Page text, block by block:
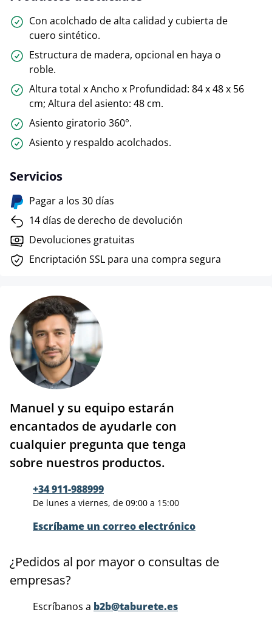
Con acolchado de alta calidad y cubierta de
cuero sintético.
Estructura de madera, opcional en haya o
roble.
Altura total x Ancho x Profundidad: 84 x 48 x 56
cm; Altura del asiento: 48 cm.
Asiento giratorio 360°.
Asiento y respaldo acolchados.
Servicios
Pagar a los 30 días
14 días de derecho de devolución
Devoluciones gratuitas
Encriptación SSL para una compra segura
Manuel y su equipo estarán
encantados de ayudarle con
cualquier pregunta que tenga
sobre nuestros productos.
+34 911-988999
De lunes a viernes, de 09:00 a 15:00
Escríbame un correo electrónico
¿Pedidos al por mayor o consultas de
empresas?
Escríbanos a b2b@taburete.es